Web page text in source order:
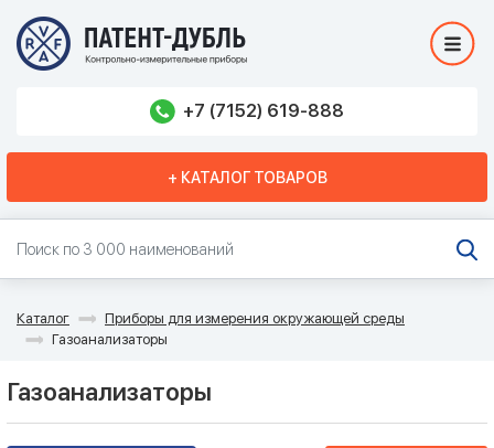
+7 (7152) 619-888
+ КАТАЛОГ ТОВАРОВ
Каталог
Приборы для измерения окружающей среды
Газоанализаторы
Газоанализаторы